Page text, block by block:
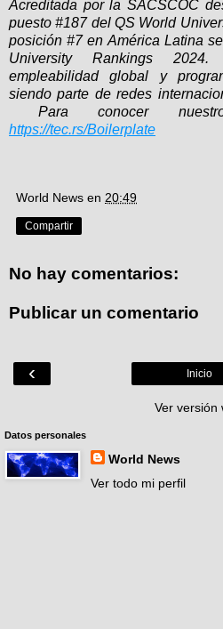
Acreditada por la SACSCOC
puesto #187 del QS World
posición #7 en América Latina
University Rankings
empleabilidad global y
siendo parte de redes
Para conocer
https://tec.rs/Boilerplate
World News en 20:49
Compartir
No hay comentarios:
Publicar un comentario
‹ Inicio
Ver versión
Datos personales
World News
Ver todo mi perfil